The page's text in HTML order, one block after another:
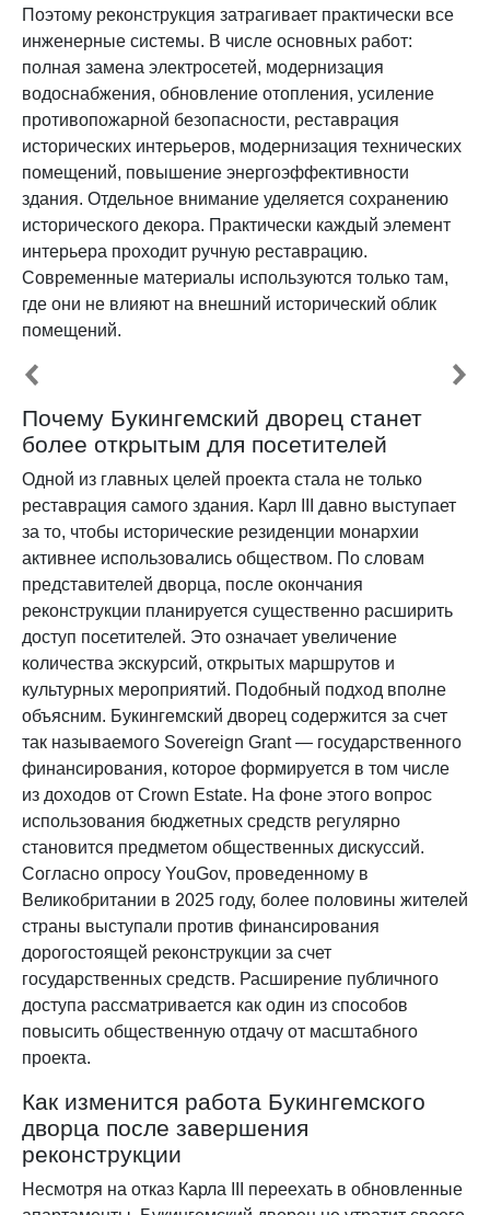
Поэтому реконструкция затрагивает практически все
инженерные системы. В числе основных работ:
полная замена электросетей, модернизация
водоснабжения, обновление отопления, усиление
противопожарной безопасности, реставрация
исторических интерьеров, модернизация технических
помещений, повышение энергоэффективности
здания. Отдельное внимание уделяется сохранению
исторического декора. Практически каждый элемент
интерьера проходит ручную реставрацию.
Современные материалы используются только там,
где они не влияют на внешний исторический облик
помещений.
Почему Букингемский дворец станет
более открытым для посетителей
Одной из главных целей проекта стала не только
реставрация самого здания. Карл III давно выступает
за то, чтобы исторические резиденции монархии
активнее использовались обществом. По словам
представителей дворца, после окончания
реконструкции планируется существенно расширить
доступ посетителей. Это означает увеличение
количества экскурсий, открытых маршрутов и
культурных мероприятий. Подобный подход вполне
объясним. Букингемский дворец содержится за счет
так называемого Sovereign Grant — государственного
финансирования, которое формируется в том числе
из доходов от Crown Estate. На фоне этого вопрос
использования бюджетных средств регулярно
становится предметом общественных дискуссий.
Согласно опросу YouGov, проведенному в
Великобритании в 2025 году, более половины жителей
страны выступали против финансирования
дорогостоящей реконструкции за счет
государственных средств. Расширение публичного
доступа рассматривается как один из способов
повысить общественную отдачу от масштабного
проекта.
Как изменится работа Букингемского
дворца после завершения
реконструкции
Несмотря на отказ Карла III переехать в обновленные